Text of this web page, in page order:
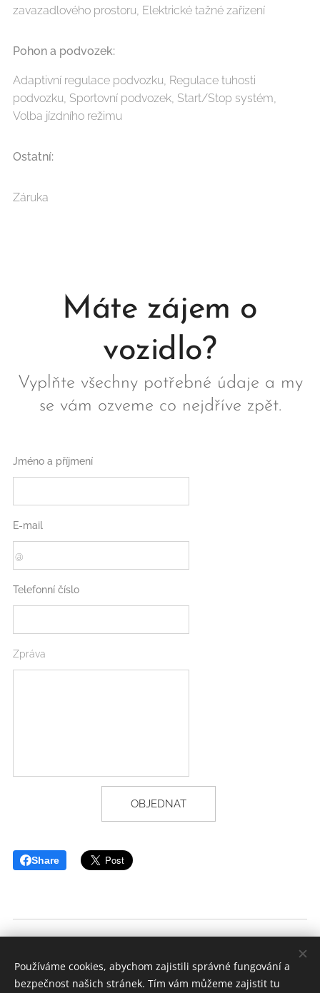
zavazadlového prostoru, Elektrické tažné zařízení
Pohon a podvozek:
Adaptivní regulace podvozku, Regulace tuhosti
podvozku, Sportovní podvozek, Start/Stop systém,
Volba jízdního režimu
Ostatní:
Záruka
Máte zájem o
vozidlo?
Vyplňte všechny potřebné údaje a my
se vám ozveme co nejdříve zpět.
Jméno a příjmení
E-mail
Telefonní číslo
Zpráva
OBJEDNAT
Share
GDPR
Používáme cookies, abychom zajistili správné fungování a
bezpečnost našich stránek. Tím vám můžeme zajistit tu